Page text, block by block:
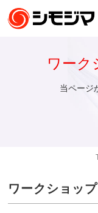
ワーク
当ページ
ワークショッ